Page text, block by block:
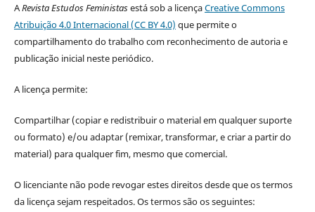
ARevista Estudos Feministasestá sob a licençaCreative Commons
Atribuição 4.0 Internacional (CC BY 4.0) que permite o
compartilhamento do trabalho com reconhecimento de autoria e
publicação inicial neste periódico.
A licença permite:
Compartilhar (copiar e redistribuir o material em qualquer suporte
ou formato) e/ou adaptar (remixar, transformar, e criar a partir do
material) para qualquer fim, mesmo que comercial.
O licenciante não pode revogar estes direitos desde que os termos
da licença sejam respeitados. Os termos são os seguintes: